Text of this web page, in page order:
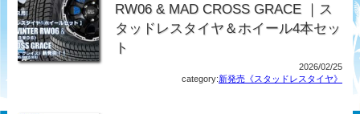
RW06 & MAD CROSS GRACE ｜ス
タッドレスタイヤ＆ホイール4本セッ
ト
2026/02/25
category:新発売《スタッドレスタイヤ》